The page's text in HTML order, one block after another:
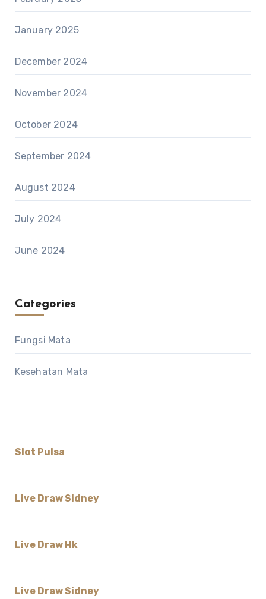
January 2025
December 2024
November 2024
October 2024
September 2024
August 2024
July 2024
June 2024
Categories
Fungsi Mata
Kesehatan Mata
Slot Pulsa
Live Draw Sidney
Live Draw Hk
Live Draw Sidney